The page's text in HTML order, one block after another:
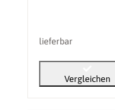
lieferbar
Vergleichen